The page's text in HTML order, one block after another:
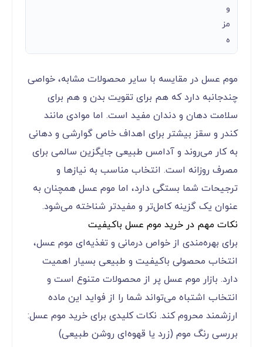
و
مز
ه
موم عسل در مقایسه با سایر محصولات مشابه، خواصی
چندجانبه دارد که هم برای تقویت بدن و هم برای
سلامت دهان و دندان مفید است. اما موادی مانند
کندر و سقز بیشتر برای اهداف خاص گوارشی و دهانی
به کار می‌روند و آدامس طبیعی جایگزین سالمی برای
مصرف روزانه است. انتخاب مناسب به نیازها و
ترجیحات شما بستگی دارد، اما موم عسل همچنان به
عنوان یک گزینه کامل‌تر و مفیدتر شناخته می‌شود.
نکات مهم در خرید موم عسل باکیفیت
برای بهره‌مندی از خواص درمانی و تغذیه‌ای موم عسل،
انتخاب محصولی باکیفیت و طبیعی بسیار اهمیت
دارد. بازار موم عسل پر از محصولات متنوع است و
انتخاب اشتباه می‌تواند شما را از فواید این ماده
ارزشمند محروم کند. نکات کلیدی برای خرید موم عسل:
بررسی رنگ موم (زرد یا قهوه‌ای روشن طبیعی)